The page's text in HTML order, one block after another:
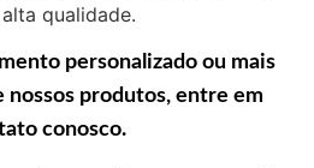
alta qualidade.
personalizado ou mais
nossos produtos, entre em
conosco.